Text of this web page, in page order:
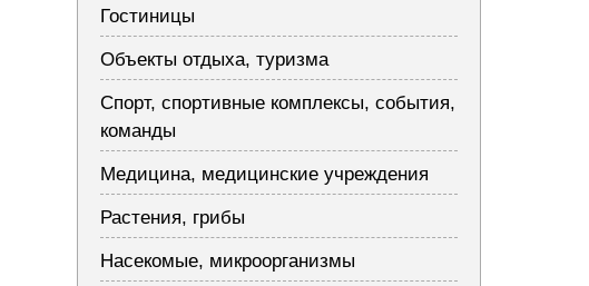
Гостиницы
Объекты отдыха, туризма
Спорт, спортивные комплексы, события,
команды
Медицина, медицинские учреждения
Растения, грибы
Насекомые, микроорганизмы